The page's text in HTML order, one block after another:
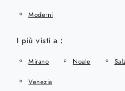
Moderni
I più visti a :
Mirano Noale
Venezia